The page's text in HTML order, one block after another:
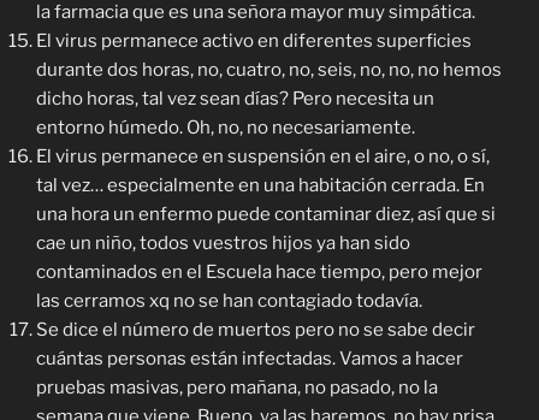
la farmacia que es una señora mayor muy simpática.
El virus permanece activo en diferentes superficies
durante dos horas, no, cuatro, no, seis, no, no, no hemos
dicho horas, tal vez sean días? Pero necesita un
entorno húmedo. Oh, no, no necesariamente.
El virus permanece en suspensión en el aire, o no, o sí,
tal vez… especialmente en una habitación cerrada. En
una hora un enfermo puede contaminar diez, así que si
cae un niño, todos vuestros hijos ya han sido
contaminados en el Escuela hace tiempo, pero mejor
las cerramos xq no se han contagiado todavía.
Se dice el número de muertos pero no se sabe decir
cuántas personas están infectadas. Vamos a hacer
pruebas masivas, pero mañana, no pasado, no la